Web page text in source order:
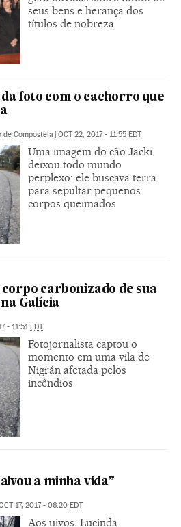
seus bens e herança dos
títulos de nobreza
foto com o cachorro que
de Compostela | OCT 22, 2017 - 11:55 EDT
Uma imagem do cão Jacki
deixou todo mundo
perplexo: ele buscava terra
para sepultar pequenos
corpos queimados
carbonizado de sua
Galícia
- 11:51EDT
Fotojornalista captou o
momento em uma vila de
Nigrán afetada pelos
incêndios
a minha vida”
17, 2017 - 06:20 EDT
Aos uivos, Lucinda